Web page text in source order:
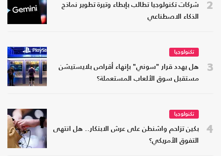
2
شركات تكنولوجيا تطالب بإبطاء وتيرة تطوير نماذج
الذكاء الاصطناعي
3
تكنولوجيا
هل يهدد قرار "سوني" بإنهاء أقراص بلايستيشن
مستقبل سوق الألعاب المستعملة؟
4
تكنولوجيا
بكين تزاحم واشنطن على عرش الابتكار.. هل انتهى
التفوق الأمريكي؟